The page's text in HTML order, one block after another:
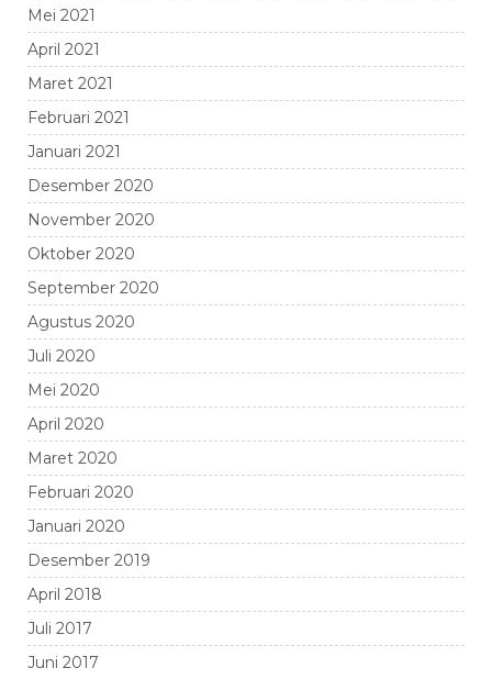
Mei 2021
April 2021
Maret 2021
Februari 2021
Januari 2021
Desember 2020
November 2020
Oktober 2020
September 2020
Agustus 2020
Juli 2020
Mei 2020
April 2020
Maret 2020
Februari 2020
Januari 2020
Desember 2019
April 2018
Juli 2017
Juni 2017